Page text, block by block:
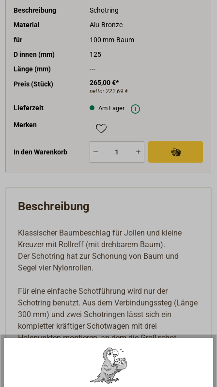
Beschreibung
Schotring
Material
Alu-Bronze
für
100 mm-Baum
D innen (mm)
125
Länge (mm)
---
Preis (Stück)
265,00 €*
netto: 222,69 €
Lieferzeit Am Lager
Merken
In den Warenkorb
Beschreibung
Klassischer Baumbeschlag für Jollen und kleine
Kreuzer mit Rollreff (mit drehbarem Baum).
Der Schotring hat zur Schonung von Baum und
Segel vier Nylonrollen.
Für eine einfache Schotführung wird nur der
Schotring benutzt. Aus dem Verbindungssteg (Länge
300 mm) und zwei Schotringen lässt sich ein
kompletter kräftiger Schotwagen mit drei
Holepunkten montieren, an dem die Großschot
Lieferbar aus Messing, sauber poliert oder aus sehr
fester Aluminiumbronze.